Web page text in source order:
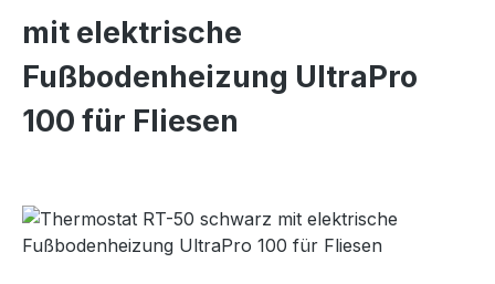
mit elektrische
Fußbodenheizung UltraPro
100 für Fliesen
Bildergalerie überspringen